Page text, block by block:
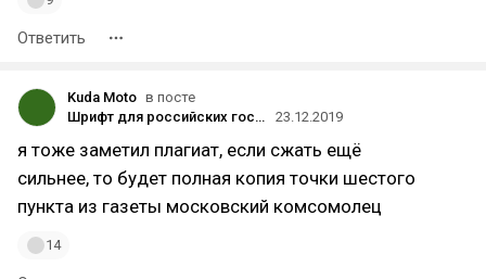
Ответить
Kuda Moto в посте
Шрифт для российских государственных проектов Golos стал бесплатным для всех
23.12.2019
я тоже заметил плагиат, если сжать ещё
сильнее, то будет полная копия точки шестого
пункта из газеты московский комсомолец
14